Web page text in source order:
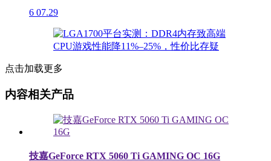
6 07.29
点击加载更多
内容相关产品
技嘉GeForce RTX 5060 Ti GAMING OC 16G